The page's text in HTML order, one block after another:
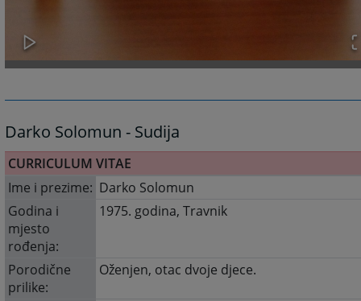
Darko Solomun - Sudija
CURRICULUM VITAE
Ime i prezime: Darko Solomun
Godina i
mjesto
rođenja:
1975. godina, Travnik
Porodične
prilike:
Oženjen, otac dvoje djece.